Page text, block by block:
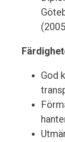
God